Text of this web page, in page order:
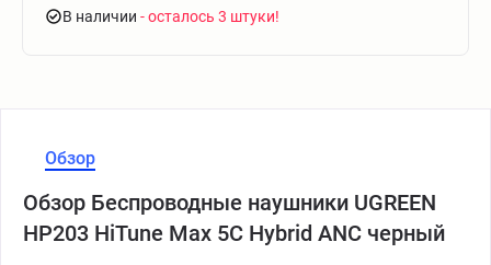
В наличии - осталось 3 штуки
Обзор
Обзор Беспроводные наушники UGREEN
HP203 HiTune Max 5C Hybrid ANC черный